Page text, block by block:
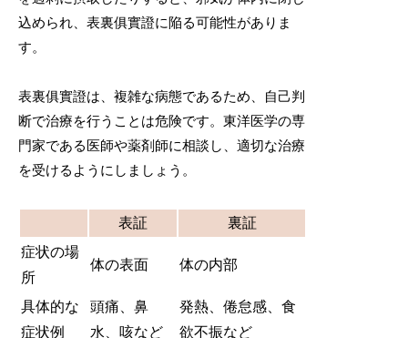
込められ、表裏俱實證に陥る可能性がありま
す。
表裏俱實證は、複雑な病態であるため、自己判
断で治療を行うことは危険です。東洋医学の専
門家である医師や薬剤師に相談し、適切な治療
を受けるようにしましょう。
表証
裏証
症状の場
所
体の表面 体の内部
具体的な
症状例
頭痛、鼻
水、咳など
発熱、倦怠感、食
欲不振など